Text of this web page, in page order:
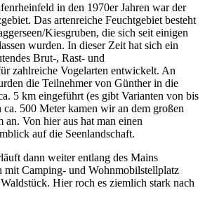
in den 1970er Jahren war der
Das artenreiche Feuchtgebiet besteht
Kiesgruben, die sich seit einigen
wurden. In dieser Zeit hat sich ein
Brut-, Rast- und
zahlreiche Vogelarten entwickelt. An
die Teilnehmer von Günther in die
5 km eingeführt (es gibt Varianten von bis
500 Meter kamen wir an dem großen
an. Von hier aus hat man einen
auf die Seenlandschaft.
dann weiter entlang des Mains
mit Camping- und Wohnmobilstellplatz
Hier roch es ziemlich stark nach